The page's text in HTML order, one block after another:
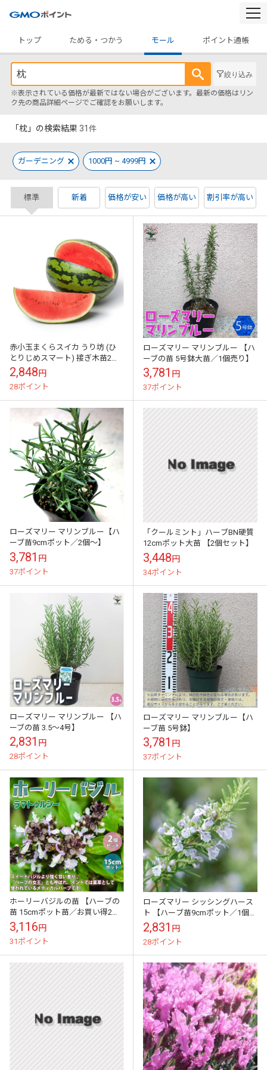
トップ
ためる・つかう モール ポイント通帳
絞り込み
※表示されている価格が最新ではない場合がございます。最新の価格はリン
ク先の商品詳細ページでご確認をお願いします。
「枕」の検索結果 31 件
ガーデニング 1000円 ~ 4999円
標準 新着 価格が安い 価格が高い 割引率が高い
赤小玉まくらスイカ うり坊 (ひ
とりじめスマート) 接ぎ木苗2個
～【野菜 接木苗9cmポット】
2,848円
28ポイント
ローズマリー マリンブルー 【ハ
ーブの苗 5号鉢大苗／1個売り】
3,781 円
37ポイント
ローズマリー マリンブルー【ハ
ーブ苗9cmポット／2個～】
3,781 円
37ポイント
「クールミント」ハーブBN硬質
12cmポット大苗 【2個セット】
3,448円
34ポイント
ローズマリー マリンブルー 【ハ
ーブの苗 3.5～4号】
2,831 円
28ポイント
ローズマリー マリンブルー【ハ
ーブ苗 5号鉢】
3,781 円
37ポイント
ホーリーバジルの苗 【ハーブの
苗 15cmポット苗／お買い得2個
セット】
3,116円
31ポイント
ローズマリー シッシングハース
ト 【ハーブ苗9cmポット／1個
～】
2,831 円
28ポイント